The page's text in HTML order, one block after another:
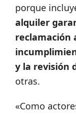
porque
alquiler
reclamación
y la revisión
otras.
«Como